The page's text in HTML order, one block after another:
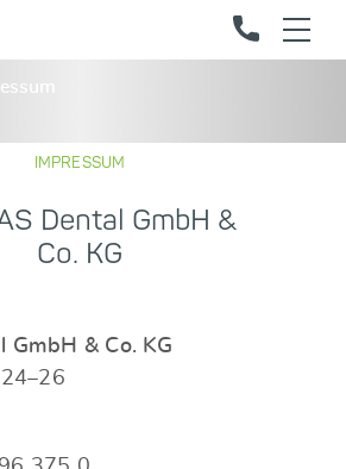
IMPRESSUM
Dental GmbH &
Co. KG
GmbH & Co. KG